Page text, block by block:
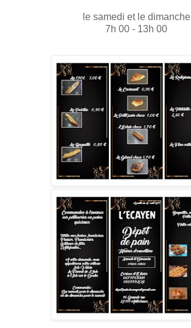
le samedi et le dimanche
7h 00 - 13h 00